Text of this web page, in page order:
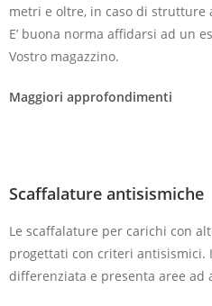
metri e oltre, in caso di strutture
E’ buona norma affidarsi ad un
Vostro magazzino.
Maggiori approfondimenti
Scaffalature antisismiche
Le scaffalature per carichi con
progettati con criteri antisismici.
differenziata e presenta aree ad